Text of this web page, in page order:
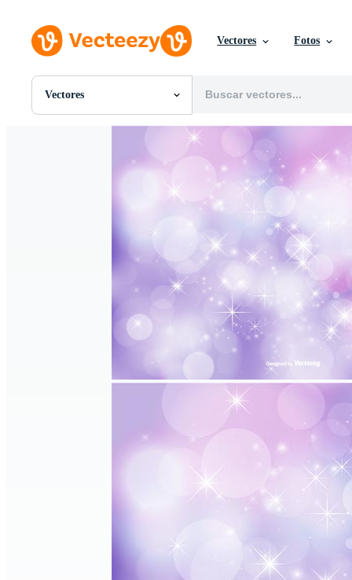
Vectores Fotos
Vectores
Todas Imágenes
Imágenes Editoriales